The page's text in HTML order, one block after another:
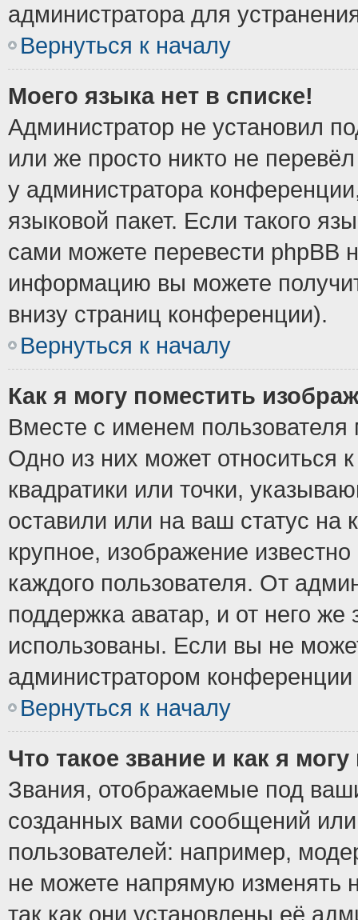
администратора для
Вернуться к началу
Моего языка нет в списке!
Администратор не установил
или же просто никто не
у администратора
языковой пакет. Если такого
сами можете перевести phpBB
информацию вы можете
внизу страниц конференции).
Вернуться к началу
Как я могу поместить
Вместе с именем пользователя
Одно из них может относиться
квадратики или точки,
оставили или на ваш статус
крупное, изображение
каждого пользователя. От
поддержка аватар, и от него же
использованы. Если вы не
администратором
Вернуться к началу
Что такое звание и как я
Звания, отображаемые под
созданных вами сообщений
пользователей: например,
не можете напрямую изменять
так как они установлены её